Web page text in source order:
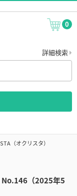
0
詳細検索
（オクリスタ）
（2025年5